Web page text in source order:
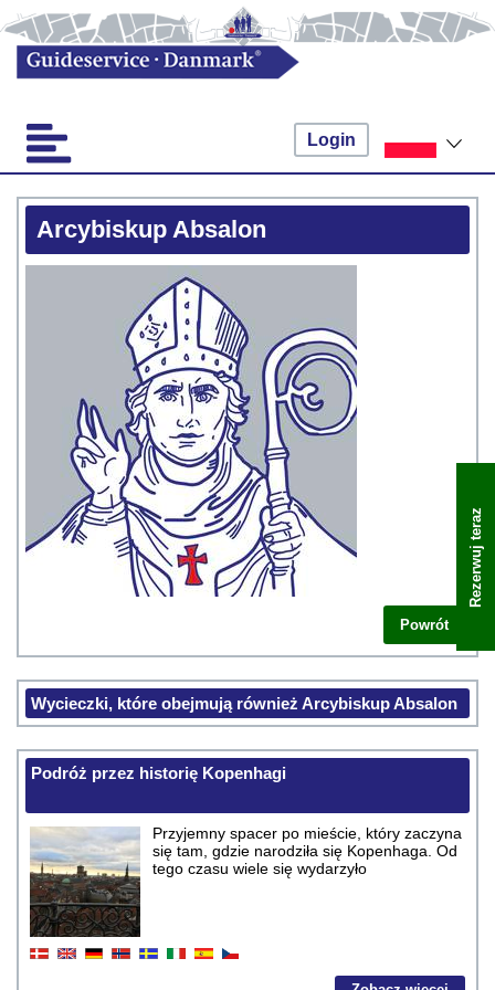
Login
Arcybiskup Absalon
Powrót
Wycieczki, które obejmują również Arcybiskup Absalon
Podróż przez historię Kopenhagi
Przyjemny spacer po mieście, który zaczyna
się tam, gdzie narodziła się Kopenhaga. Od
tego czasu wiele się wydarzyło
Rezerwuj teraz